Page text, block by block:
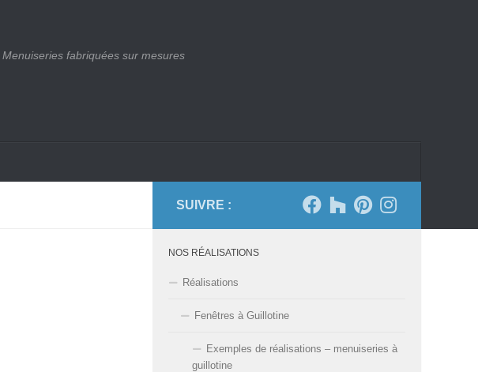
Menuiseries fabriquées sur mesures
SUIVRE :
NOS RÉALISATIONS
Réalisations
Fenêtres à Guillotine
Exemples de réalisations – menuiseries à
guillotine